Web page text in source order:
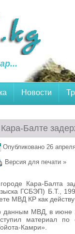
Новости
Балте
Опубликовано 26
Версия для печати »
Кара-Балта
ГСБЭП) Б.Т.,
МВД КР как
данным МВД, в июне
материал по
Камри».